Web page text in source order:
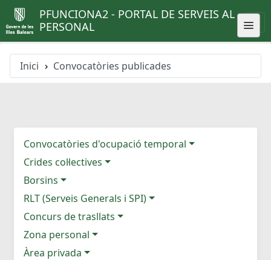
PFUNCIONA2 - PORTAL DE SERVEIS AL
PERSONAL
Inici Convocatòries publicades
Convocatòries d'ocupació temporal
Crides col·lectives
Borsins
RLT (Serveis Generals i SPI)
Concurs de trasllats
Zona personal
Àrea privada